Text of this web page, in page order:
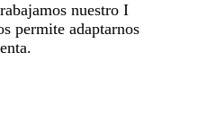
nuestro I
permite adaptarnos